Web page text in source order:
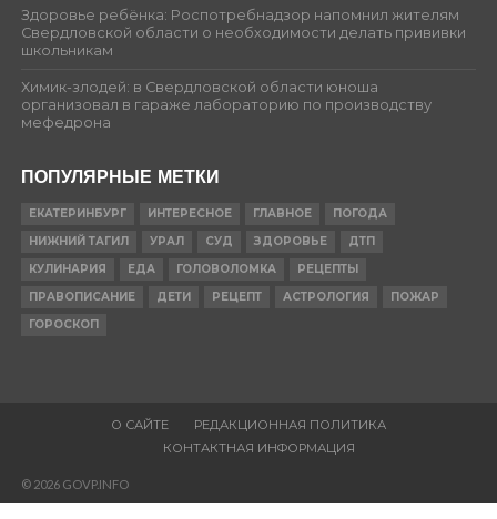
Здоровье ребёнка: Роспотребнадзор напомнил жителям
Свердловской области о необходимости делать прививки
школьникам
Химик-злодей: в Свердловской области юноша
организовал в гараже лабораторию по производству
мефедрона
ПОПУЛЯРНЫЕ МЕТКИ
ЕКАТЕРИНБУРГ ИНТЕРЕСНОЕ ГЛАВНОЕ
ПОГОДА
НИЖНИЙ ТАГИЛ
УРАЛ СУД ЗДОРОВЬЕ
ДТП
КУЛИНАРИЯ
ЕДА ГОЛОВОЛОМКА
РЕЦЕПТЫ
ПРАВОПИСАНИЕ
ДЕТИ РЕЦЕПТ АСТРОЛОГИЯ
ПОЖАР
ГОРОСКОП
О САЙТЕ
РЕДАКЦИОННАЯ ПОЛИТИКА
КОНТАКТНАЯ ИНФОРМАЦИЯ
© 2026 GOVP.INFO